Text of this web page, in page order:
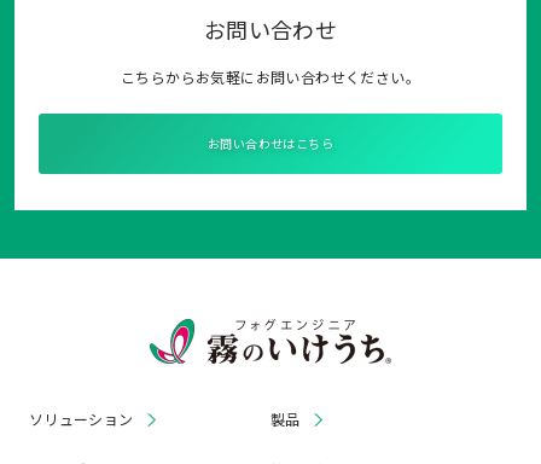
お問い合わせ
こちらからお気軽にお問い合わせください。
お問い合わせはこちら
ソリューション 製品